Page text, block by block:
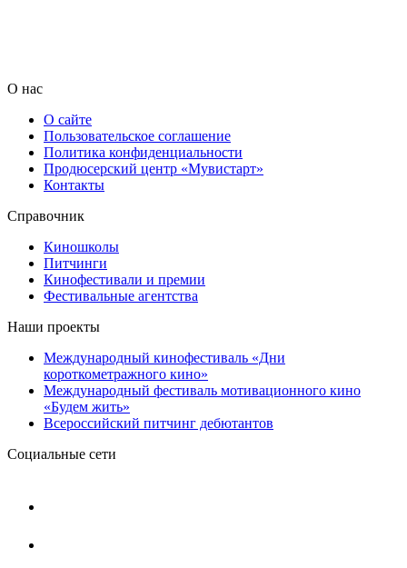
О нас
О сайте
Пользовательское соглашение
Политика конфиденциальности
Продюсерский центр «Мувистарт»
Контакты
Справочник
Киношколы
Питчинги
Кинофестивали и премии
Фестивальные агентства
Наши проекты
Международный кинофестиваль «Дни
короткометражного кино»
Международный фестиваль мотивационного кино
«Будем жить»
Всероссийский питчинг дебютантов
Социальные сети